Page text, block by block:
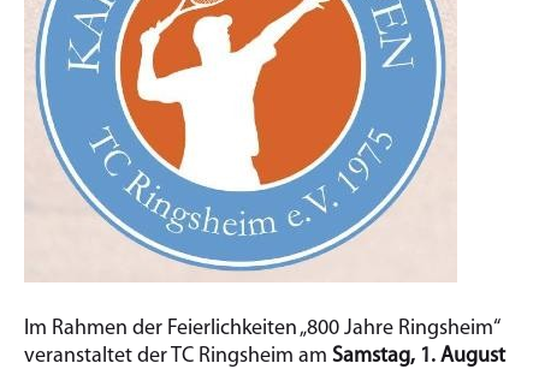
Im Rahmen der Feierlichkeiten „800 Jahre Ringsheim“
veranstaltet der TC Ringsheim am Samstag, 1. August